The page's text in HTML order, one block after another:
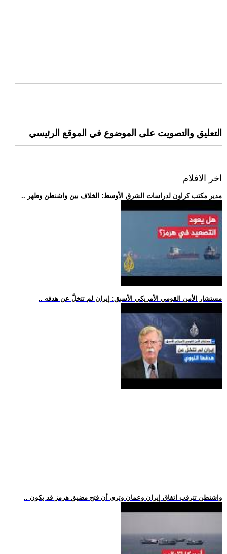
التعليق والتصويت على الموضوع في الموقع الرئيسي
اخر الافلام
.. مدير مكتب كراون لدراسات الشرق الأوسط: الخلاف بين واشنطن وطهر
.. مستشار الأمن القومي الأمريكي الأسبق: إيران لم تتخلَّ عن هدفه
.. واشنطن تترقب اتفاق إيران وعمان وترى أن فتح مضيق هرمز قد يكون